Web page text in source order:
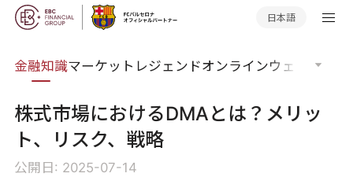
日本語
金融知識マーケットレジェンドオンラインウェビナー
株式市場におけるDMAとは？メリッ
ト、リスク、戦略
公開日: 2025-07-14